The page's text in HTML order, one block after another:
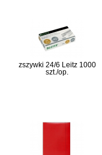
zszywki 24/6 Leitz 1000
szt./op.